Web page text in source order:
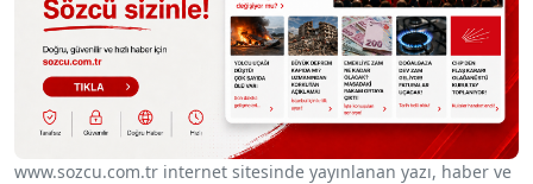
www.sozcu.com.tr internet sitesinde yayınlanan yazı, haber ve